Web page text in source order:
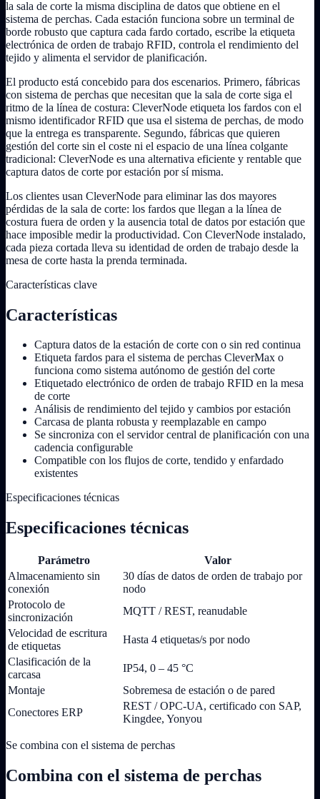
la sala de corte la misma disciplina de datos que obtiene en el
sistema de perchas. Cada estación funciona sobre un terminal de
borde robusto que captura cada fardo cortado, escribe la etiqueta
electrónica de orden de trabajo RFID, controla el rendimiento del
tejido y alimenta el servidor de planificación.
El producto está concebido para dos escenarios. Primero, fábricas
con sistema de perchas que necesitan que la sala de corte siga el
ritmo de la línea de costura: CleverNode etiqueta los fardos con el
mismo identificador RFID que usa el sistema de perchas, de modo
que la entrega es transparente. Segundo, fábricas que quieren
gestión del corte sin el coste ni el espacio de una línea colgante
tradicional: CleverNode es una alternativa eficiente y rentable que
captura datos de corte por estación por sí misma.
Los clientes usan CleverNode para eliminar las dos mayores
pérdidas de la sala de corte: los fardos que llegan a la línea de
costura fuera de orden y la ausencia total de datos por estación que
hace imposible medir la productividad. Con CleverNode instalado,
cada pieza cortada lleva su identidad de orden de trabajo desde la
mesa de corte hasta la prenda terminada.
Características clave
Características
Captura datos de la estación de corte con o sin red continua
Etiqueta fardos para el sistema de perchas CleverMax o
funciona como sistema autónomo de gestión del corte
Etiquetado electrónico de orden de trabajo RFID en la mesa
de corte
Análisis de rendimiento del tejido y cambios por estación
Carcasa de planta robusta y reemplazable en campo
Se sincroniza con el servidor central de planificación con una
cadencia configurable
Compatible con los flujos de corte, tendido y enfardado
existentes
Especificaciones técnicas
Especificaciones técnicas
Parámetro
Valor
Almacenamiento sin
conexión
30 días de datos de orden de trabajo por
nodo
Protocolo de
sincronización
MQTT / REST, reanudable
Velocidad de escritura
de etiquetas
Hasta 4 etiquetas/s por nodo
Clasificación de la
carcasa
IP54, 0 – 45 °C
Montaje
Sobremesa de estación o de pared
Conectores ERP
REST / OPC-UA, certificado con SAP,
Kingdee, Yonyou
Se combina con el sistema de perchas
Combina con el sistema de perchas